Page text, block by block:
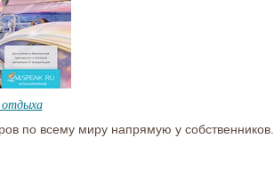
по всему миру напрямую у собственников.